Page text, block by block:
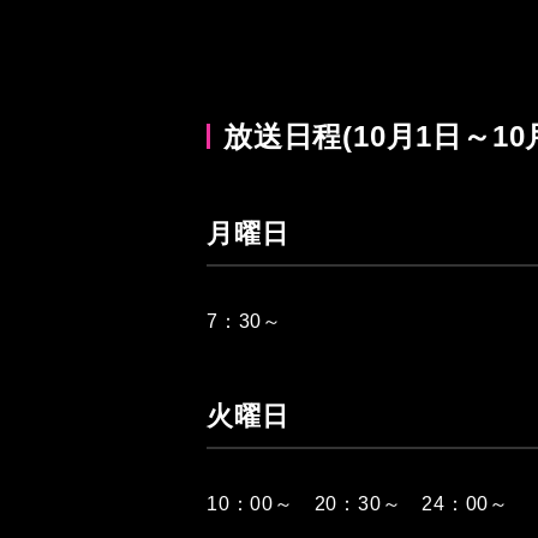
放送日程(10月1日～10
月曜日
7：30～
火曜日
10：00～ 20：30～ 24：00～